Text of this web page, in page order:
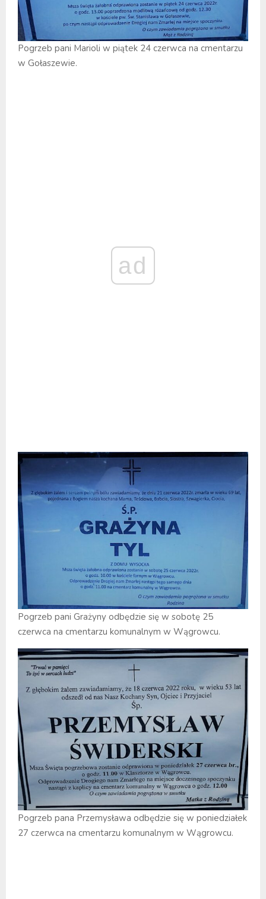
Pogrzeb pani Marioli w piątek 24 czerwca na cmentarzu
w Gołaszewie.
ad
Pogrzeb pani Grażyny odbędzie się w sobotę 25
czerwca na cmentarzu komunalnym w Wągrowcu.
Pogrzeb pana Przemysława odbędzie się w poniedziałek
27 czerwca na cmentarzu komunalnym w Wągrowcu.